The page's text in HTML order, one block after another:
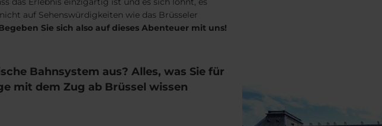
auf Sehenswürdigkeiten wie das Brüsseler
Sie sich also auf dieses Abenteuer mit uns!
Bahnsystem aus? Alles, was Sie für
mit dem Zug ab Brüssel wissen